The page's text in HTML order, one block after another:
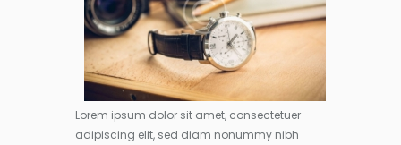
Lorem ipsum dolor sit amet, consectetuer
adipiscing elit, sed diam nonummy nibh